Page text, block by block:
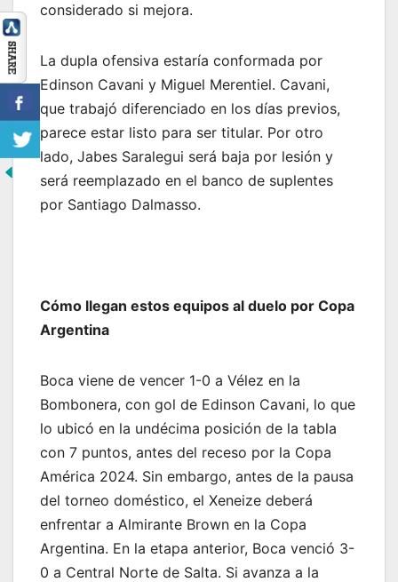
considerado si mejora.
La dupla ofensiva estaría conformada por
Edinson Cavani y Miguel Merentiel. Cavani,
que trabajó diferenciado en los días previos,
parece estar listo para ser titular. Por otro
lado, Jabes Saralegui será baja por lesión y
será reemplazado en el banco de suplentes
por Santiago Dalmasso.
Cómo llegan estos equipos al duelo por Copa
Argentina
Boca viene de vencer 1-0 a Vélez en la
Bombonera, con gol de Edinson Cavani, lo que
lo ubicó en la undécima posición de la tabla
con 7 puntos, antes del receso por la Copa
América 2024. Sin embargo, antes de la pausa
del torneo doméstico, el Xeneize deberá
enfrentar a Almirante Brown en la Copa
Argentina. En la etapa anterior, Boca venció 3-
0 a Central Norte de Salta. Si avanza a la